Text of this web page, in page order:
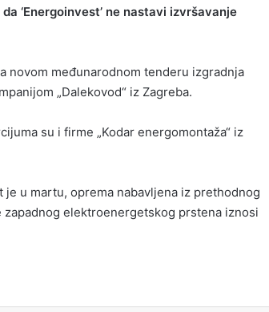
‘Energoinvest’ ne nastavi izvršavanje
novom međunarodnom tenderu izgradnja
„Dalekovod“ iz Zagreba.
su i firme „Kodar energomontaža“ iz
u martu, oprema nabavljena iz prethodnog
elektroenergetskog prstena iznosi